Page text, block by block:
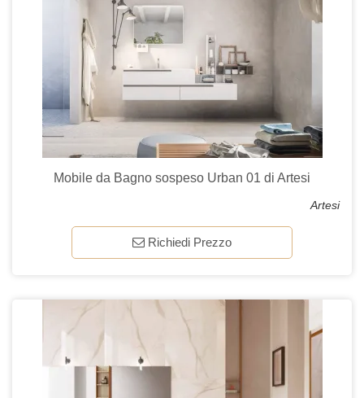
Mobile da Bagno sospeso Urban 01 di Artesi
Artesi
Richiedi Prezzo